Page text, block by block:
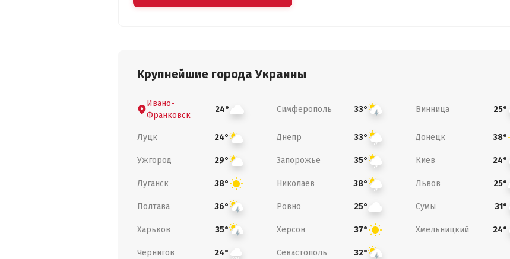
Крупнейшие города Украины
Ивано-
Франковск
24° Симферополь 33° Винница 25°
Луцк 24° Днепр 33° Донецк 38°
Ужгород 29° Запорожье 35° Киев 24°
Луганск 38° Николаев 38° Львов 25°
Полтава 36° Ровно 25° Сумы 31°
Харьков 35° Херсон 37° Хмельницкий 24°
Чернигов 24° Севастополь 32°